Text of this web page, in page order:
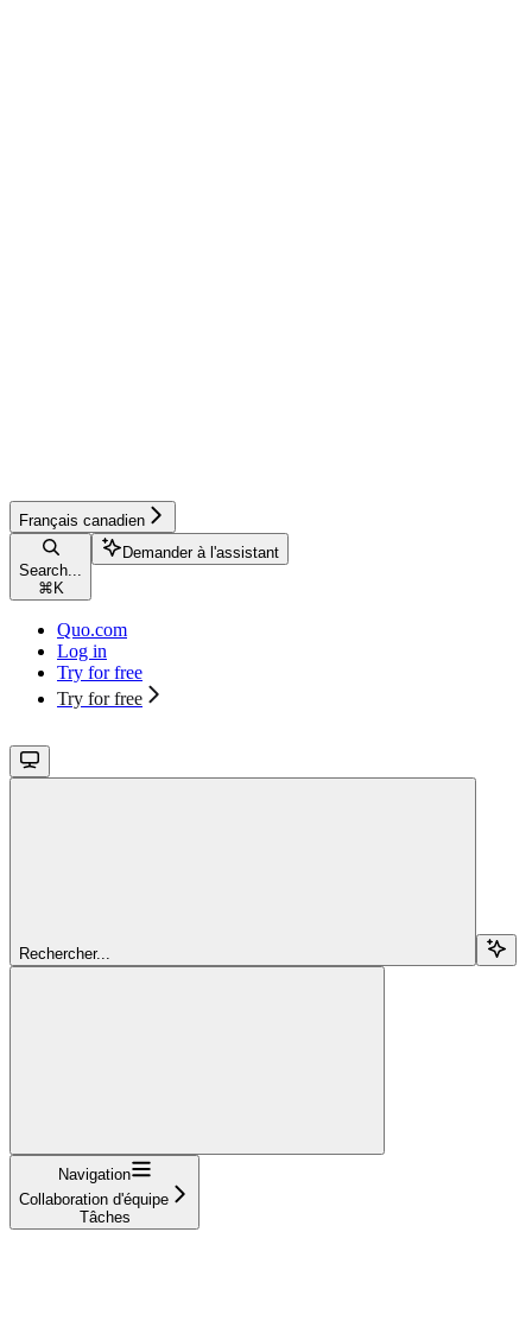
Français canadien
Search...
⌘ K
Demander à l'assistant
Quo.com
Log in
Try for free
Try for free
Rechercher...
Navigation
Collaboration d'équipe
Tâches